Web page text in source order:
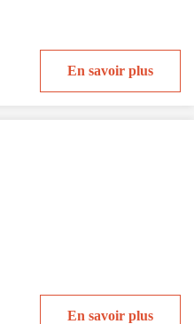
En savoir plus
En savoir plus